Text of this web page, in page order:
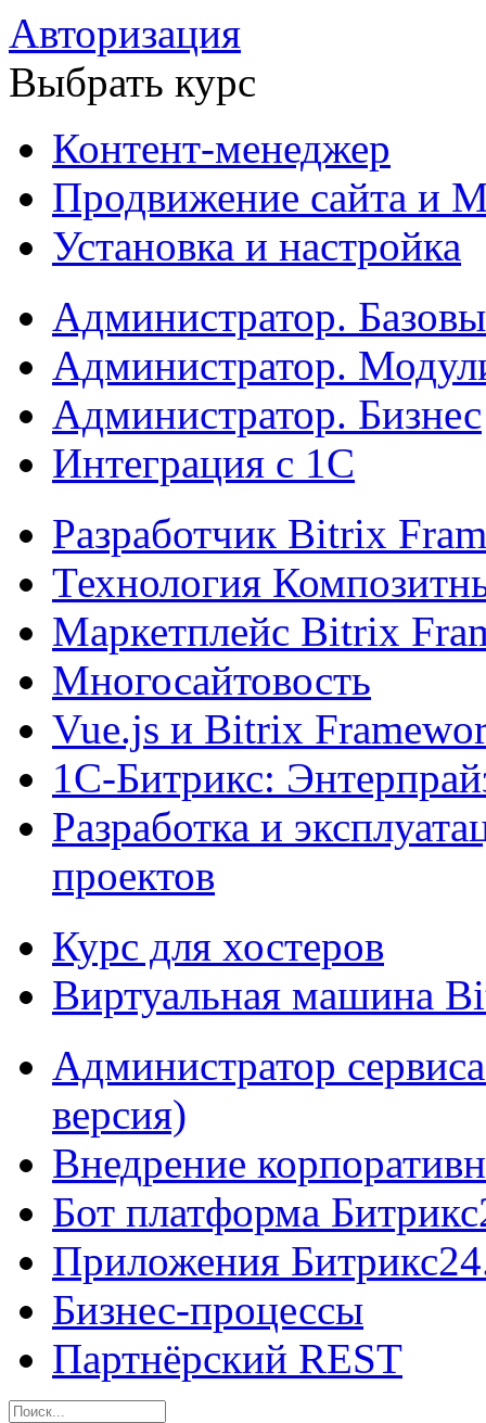
Авторизация
Выбрать курс
Контент-менеджер
Продвижение сайта и
Установка и настройка
Администратор.
Администратор.
Администратор. Бизнес
Интеграция с 1С
Разработчик Bitrix
Технология
Маркетплейс Bitrix
Многосайтовость
Vue.js и Bitrix
1С-Битрикс:
Разработка и
проектов
Курс для хостеров
Виртуальная машина
Администратор
версия)
Внедрение
Бот платформа
Приложения
Бизнес-процессы
Партнёрский REST